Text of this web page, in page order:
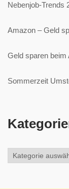
Nebenjob-Trends
Amazon – Geld
Geld sparen
Sommerzeit
Kategorien